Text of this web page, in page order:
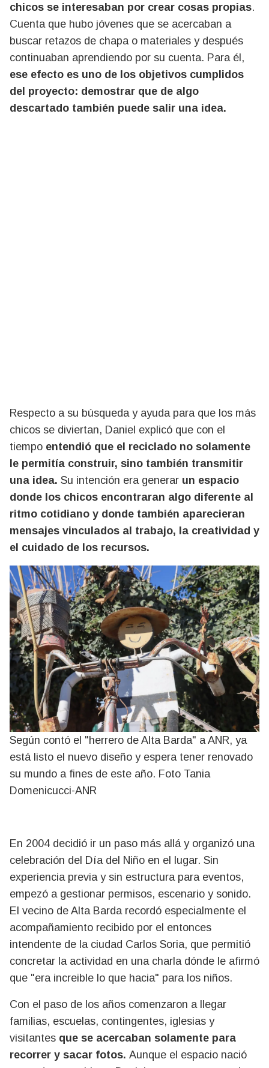
chicos se interesaban por crear cosas propias.
Cuenta que hubo jóvenes que se acercaban a
buscar retazos de chapa o materiales y después
continuaban aprendiendo por su cuenta. Para él,
ese efecto es uno de los objetivos cumplidos
del proyecto: demostrar que de algo
descartado también puede salir una idea.
Respecto a su búsqueda y ayuda para que los más
chicos se diviertan, Daniel explicó que con el
tiempo entendió que el reciclado no solamente
le permitía construir, sino también transmitir
una idea. Su intención era generar un espacio
donde los chicos encontraran algo diferente al
ritmo cotidiano y donde también aparecieran
mensajes vinculados al trabajo, la creatividad y
el cuidado de los recursos.
Según contó el "herrero de Alta Barda" a ANR, ya
está listo el nuevo diseño y espera tener renovado
su mundo a fines de este año. Foto Tania
Domenicucci-ANR
En 2004 decidió ir un paso más allá y organizó una
celebración del Día del Niño en el lugar. Sin
experiencia previa y sin estructura para eventos,
empezó a gestionar permisos, escenario y sonido.
El vecino de Alta Barda recordó especialmente el
acompañamiento recibido por el entonces
intendente de la ciudad Carlos Soria, que permitió
concretar la actividad en una charla dónde le afirmó
que "era increible lo que hacia" para los niños.
Con el paso de los años comenzaron a llegar
familias, escuelas, contingentes, iglesias y
visitantes que se acercaban solamente para
recorrer y sacar fotos. Aunque el espacio nació